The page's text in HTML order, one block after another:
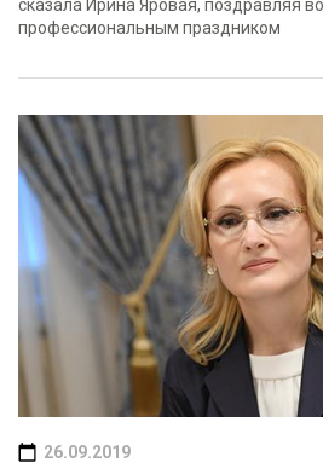
сказала Ирина Яровая, поздравляя
профессиональным праздником
26.09.2019